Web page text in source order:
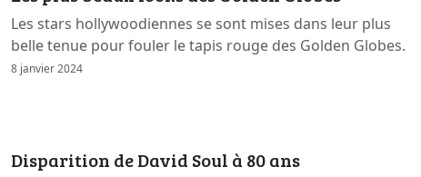
Les stars hollywoodiennes se sont mises dans leur plus
belle tenue pour fouler le tapis rouge des Golden Globes.
8 janvier 2024
Disparition de David Soul à 80 ans